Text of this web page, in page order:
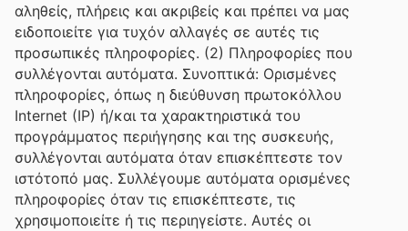
αληθείς, πλήρεις και ακριβείς και πρέπει να μας
ειδοποιείτε για τυχόν αλλαγές σε αυτές τις
προσωπικές πληροφορίες. (2) Πληροφορίες που
συλλέγονται αυτόματα. Συνοπτικά: Ορισμένες
πληροφορίες, όπως η διεύθυνση πρωτοκόλλου
Internet (IP) ή/και τα χαρακτηριστικά του
προγράμματος περιήγησης και της συσκευής,
συλλέγονται αυτόματα όταν επισκέπτεστε τον
ιστότοπό μας. Συλλέγουμε αυτόματα ορισμένες
πληροφορίες όταν τις επισκέπτεστε, τις
χρησιμοποιείτε ή τις περιηγείστε. Αυτές οι